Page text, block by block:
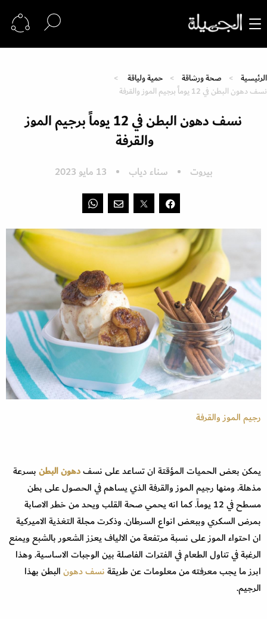
الرئيسية صحة ورشاقة
حمية ولياقة
نسف دهون البطن في 12 يوماً برجيم الموز والقرفة
نسف دهون البطن في 12 يوماً برجيم الموز
والقرفة
بيروت سناء دياب 13 مايو 2023
رجيم الموز والقرفة
يمكن بعض الحميات المؤقتة ان تساعد على نسفدهون البطنبسرعة
مذهلة. ومنها رجيم الموز والقرفة الذي يساهم في الحصول على بطن
مسطح في 12 يوماً. كما انه يحمي صحة القلب ويحد من خطر الاصابة
بمرض السكري وببعض انواع السرطان. وذكرت مجلة التغذية الاميركية
ان احتواء الموز على نسبة مرتفعة من الالياف يعزز الشعور بالشبع ويمنع
الرغبة في تناول الطعام في الفترات الفاصلة بين الوجبات الاساسية. وهذا
ابرز ما يجب معرفته من معلومات عن طريقةنسف دهونالبطن بهذا
الرجيم.